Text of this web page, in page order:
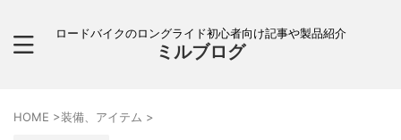
ロードバイクのロングライド初心者向け記事や製品紹介
ミルブログ
HOME >装備、アイテム >